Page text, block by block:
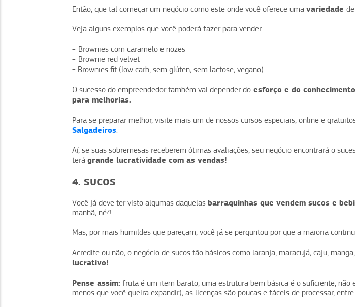
Então, que tal começar um negócio como este onde você oferece uma variedade
Veja alguns exemplos que você poderá fazer para vender:
- Brownies com caramelo e nozes
- Brownie red velvet
- Brownies fit (low carb, sem glúten, sem lactose, vegano)
O sucesso do empreendedor também vai depender do esforço e do
para melhorias.
Para se preparar melhor, visite mais um de nossos cursos especiais, online e
Salgadeiros.
Aí, se suas sobremesas receberem ótimas avaliações, seu negócio encontrará o
terá grande lucratividade com as vendas!
4. SUCOS
Você já deve ter visto algumas daquelas barraquinhas que vendem sucos e
manhã, né?!
Mas, por mais humildes que pareçam, você já se perguntou por que a maioria
Acredite ou não, o negócio de sucos tão básicos como laranja, maracujá, caju,
lucrativo!
Pense assim: fruta é um item barato, uma estrutura bem básica é o suficiente, não
menos que você queira expandir), as licenças são poucas e fáceis de processar,